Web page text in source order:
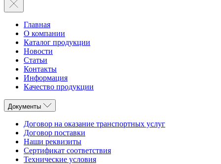
Главная
О компании
Каталог продукции
Новости
Статьи
Контакты
Информация
Качество продукции
Документы
Договор на оказание транспортных услуг
Договор поставки
Наши реквизиты
Сертификат соответствия
Технические условия